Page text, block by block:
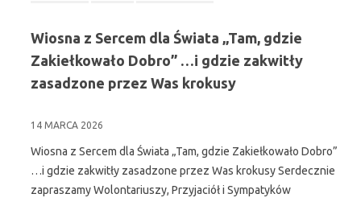
Wiosna z Sercem dla Świata „Tam, gdzie
Zakiełkowało Dobro” …i gdzie zakwitły
zasadzone przez Was krokusy
14 MARCA 2026
Wiosna z Sercem dla Świata „Tam, gdzie Zakiełkowało Dobro”
…i gdzie zakwitły zasadzone przez Was krokusy Serdecznie
zapraszamy Wolontariuszy, Przyjaciół i Sympatyków